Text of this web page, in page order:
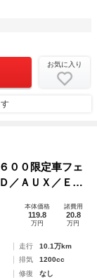
お気に入り
００限定車フェ
／ＡＵＸ／ＥＴ
／サンルーフ／
本体価格
119.8
万円
諸費用
20.8
万円
走行
10.1万km
排気
1200cc
修復
なし